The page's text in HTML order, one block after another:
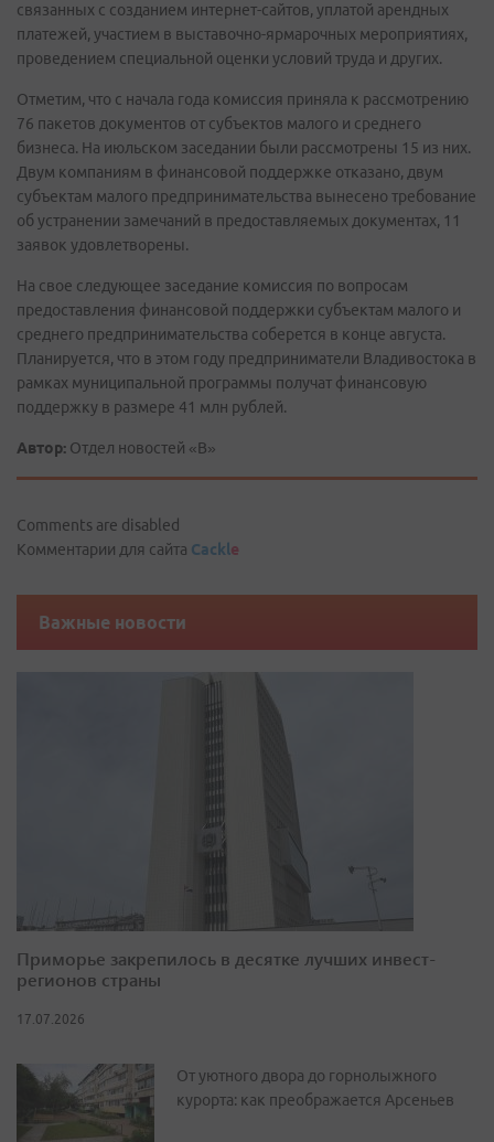
связанных с созданием интернет-сайтов, уплатой арендных
платежей, участием в выставочно-ярмарочных мероприятиях,
проведением специальной оценки условий труда и других.
Отметим, что с начала года комиссия приняла к рассмотрению
76 пакетов документов от субъектов малого и среднего
бизнеса. На июльском заседании были рассмотрены 15 из них.
Двум компаниям в финансовой поддержке отказано, двум
субъектам малого предпринимательства вынесено требование
об устранении замечаний в предоставляемых документах, 11
заявок удовлетворены.
На свое следующее заседание комиссия по вопросам
предоставления финансовой поддержки субъектам малого и
среднего предпринимательства соберется в конце августа.
Планируется, что в этом году предприниматели Владивостока в
рамках муниципальной программы получат финансовую
поддержку в размере 41 млн рублей.
Автор: Отдел новостей «В»
Comments are disabled
Комментарии для сайта Cackle
Важные новости
Приморье закрепилось в десятке лучших инвест-
регионов страны
17.07.2026
От уютного двора до горнолыжного
курорта: как преображается Арсеньев